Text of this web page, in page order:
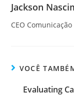
Jackson
CEO
VOCÊ
Evaluating